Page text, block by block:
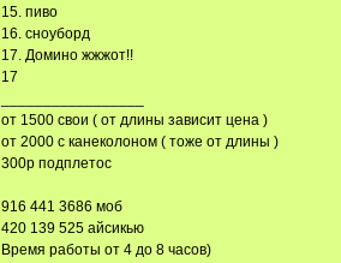
15. пиво
16. сноуборд
17. Домино жжжот!!
17
от 1500 свои ( от длины зависит цена )
от 2000 с канеколоном ( тоже от длины )
300р подплетос
916 441 3686 моб
420 139 525 айсикью
Время работы от 4 до 8 часов)